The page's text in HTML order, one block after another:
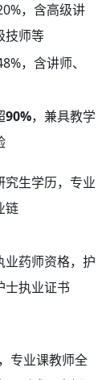
，含高级讲
技师等
，含讲师、
90%，兼具教学
究生学历，专业
链
业药师资格，护
士执业证书
专业课教师全